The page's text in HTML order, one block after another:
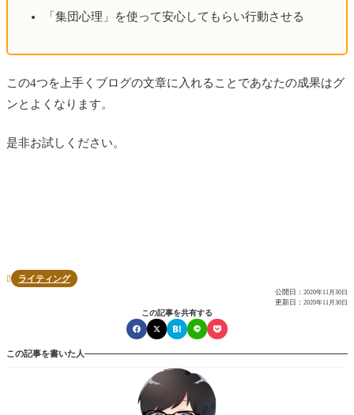
「集団心理」を使って安心してもらい行動させる
この4つを上手くブログの文章に入れることであなたの成果はグ
ンとよくなります。
是非お試しください。
 ライティング
公開日： 2020年11月30日
更新日： 2020年11月30日
この記事を共有する
この記事を書いた人